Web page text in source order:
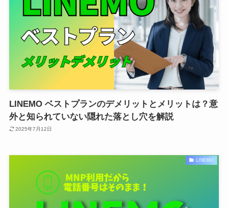
LINEMO ベストプランのデメリットとメリットは？意
外と知られていない隠れた落とし穴を解説
2025年7月12日
LINEMO